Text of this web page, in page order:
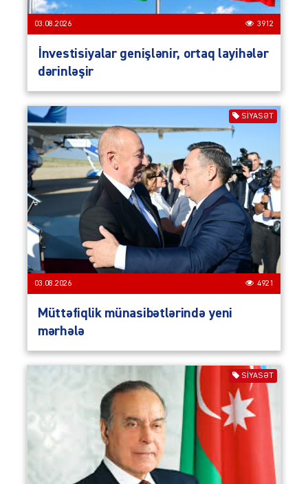
03.08.2026 3912
İnvestisiyalar genişlənir, ortaq layihələr
dərinləşir
SIYASƏT
03.08.2026 4921
Müttəfiqlik münasibətlərində yeni
mərhələ
SIYASƏT